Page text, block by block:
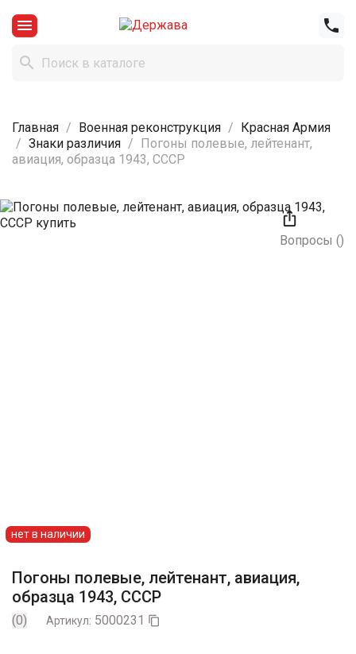



Главная Военная реконструкция
Красная Армия
Знаки различия
Погоны полевые, лейтенант,
авиация, образца 1943, СССР

Вопросы ()
нет в наличии
Погоны полевые, лейтенант, авиация,
образца 1943, СССР
(0) Артикул: 5000231 